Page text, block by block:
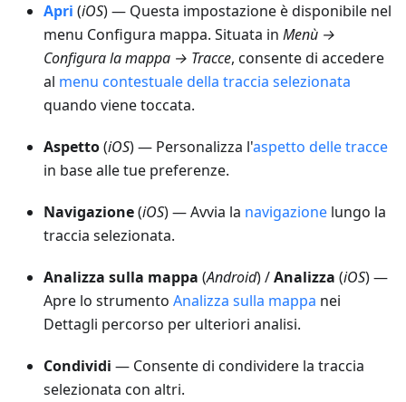
Apri (iOS) — Questa impostazione è disponibile nel
menu Configura mappa. Situata in Menù →
Configura la mappa → Tracce, consente di accedere
al menu contestuale della traccia selezionata
quando viene toccata.
Aspetto(iOS) — Personalizza l'aspetto delle tracce
in base alle tue preferenze.
Navigazione(iOS) — Avvia la navigazione lungo la
traccia selezionata.
Analizza sulla mappa (Android) /Analizza (iOS) —
Apre lo strumento Analizza sulla mappa nei
Dettagli percorso per ulteriori analisi.
Condividi — Consente di condividere la traccia
selezionata con altri.